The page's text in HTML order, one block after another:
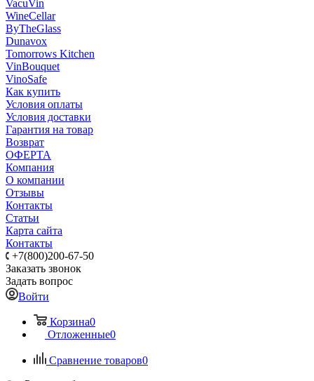
VacuVin
WineCellar
ByTheGlass
Dunavox
Tomorrows Kitchen
VinBouquet
VinoSafe
Как купить
Условия оплаты
Условия доставки
Гарантия на товар
Возврат
ОФЕРТА
Компания
О компании
Отзывы
Контакты
Статьи
Карта сайта
Контакты
+7(800)200-67-50
Заказать звонок
Задать вопрос
Войти
Корзина0
Отложенные0
Сравнение товаров0